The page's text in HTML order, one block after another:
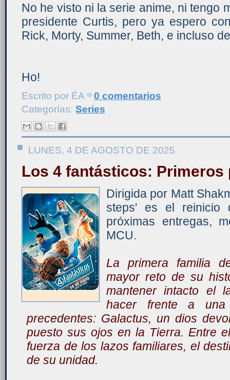
No he visto ni la serie anime, ni tengo
presidente Curtis, pero ya espero
Rick, Morty, Summer, Beth, e incluso
Ho!
Escrito por ÉA
0 comentarios
Categorías: Series
LUNES, 4 DE AGOSTO DE 2025
Los 4 fantásticos: Primeros
Dirigida por Matt
steps' es el reinicio
próximas entregas,
MCU.
La primera familia
mayor reto de su
mantener intacto el
hacer frente a una
precedentes: Galactus, un dios
puesto sus ojos en la Tierra. Entre
fuerza de los lazos familiares, el
de su unidad.